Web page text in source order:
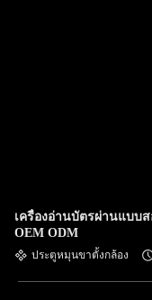
เครื่องอ่านบัตรผ่านแบบส
OEM ODM
ประตูหมุนขาตั้งกล้อง